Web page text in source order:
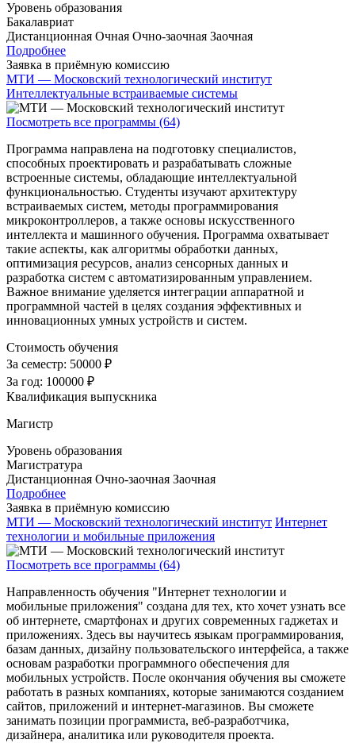
Уровень образования
Бакалавриат
Дистанционная Очная Очно-заочная Заочная
Подробнее
Заявка в приёмную комиссию
МТИ — Московский технологический институт
Интеллектуальные встраиваемые системы
Посмотреть все программы (64)
Программа направлена на подготовку специалистов,
способных проектировать и разрабатывать сложные
встроенные системы, обладающие интеллектуальной
функциональностью. Студенты изучают архитектуру
встраиваемых систем, методы программирования
микроконтроллеров, а также основы искусственного
интеллекта и машинного обучения. Программа охватывает
такие аспекты, как алгоритмы обработки данных,
оптимизация ресурсов, анализ сенсорных данных и
разработка систем с автоматизированным управлением.
Важное внимание уделяется интеграции аппаратной и
программной частей в целях создания эффективных и
инновационных умных устройств и систем.
Стоимость обучения
За семестр: 50000 ₽
За год: 100000 ₽
Квалификация выпускника
Магистр
Уровень образования
Магистратура
Дистанционная Очно-заочная Заочная
Подробнее
Заявка в приёмную комиссию
МТИ — Московский технологический институт Интернет
технологии и мобильные приложения
Посмотреть все программы (64)
Направленность обучения "Интернет технологии и
мобильные приложения" создана для тех, кто хочет узнать все
об интернете, смартфонах и других современных гаджетах и
приложениях. Здесь вы научитесь языкам программирования,
базам данных, дизайну пользовательского интерфейса, а также
основам разработки программного обеспечения для
мобильных устройств. После окончания обучения вы сможете
работать в разных компаниях, которые занимаются созданием
сайтов, приложений и интернет-магазинов. Вы сможете
занимать позиции программиста, веб-разработчика,
дизайнера, аналитика или руководителя проекта.